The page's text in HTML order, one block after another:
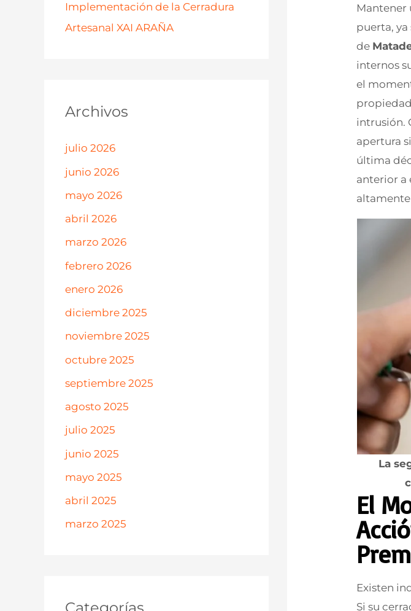
Implementación de la Cerradura
Artesanal XAI ARAÑA
Archivos
julio 2026
junio 2026
mayo 2026
abril 2026
marzo 2026
febrero 2026
enero 2026
diciembre 2025
noviembre 2025
octubre 2025
septiembre 2025
agosto 2025
julio 2025
junio 2025
mayo 2025
abril 2025
marzo 2025
Mantener
puerta,
de
internos
el
intrusión.
apertura
última
anterior a
La
El
Existen
Si su